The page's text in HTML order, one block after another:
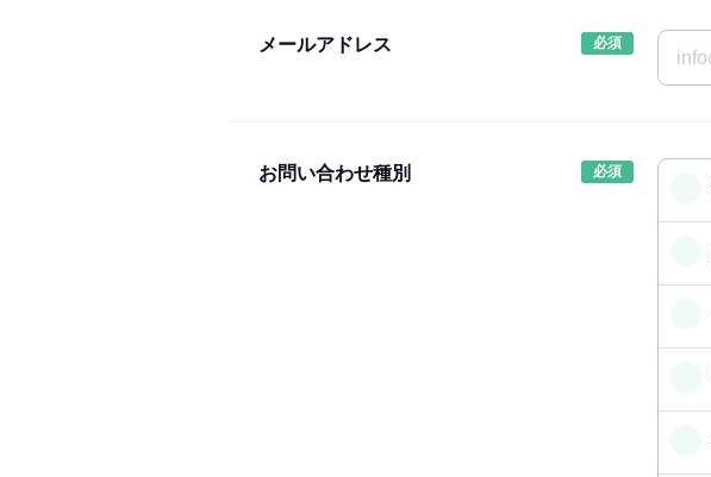
メールアドレス
お問い合わせ種別